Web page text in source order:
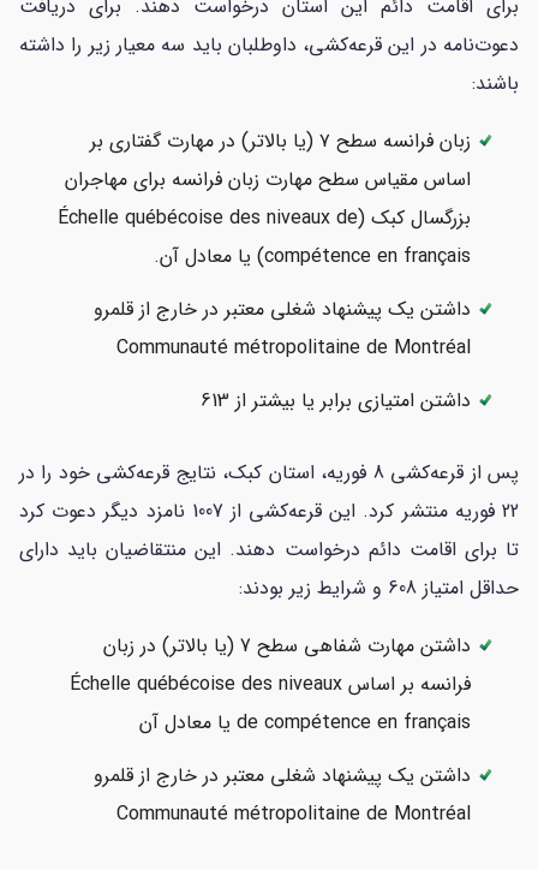
برای اقامت دائم این استان درخواست دهند. برای دریافت
دعوت‌نامه در این قرعه‌کشی، داوطلبان باید سه معیار زیر را داشته
باشند:
زبان فرانسه سطح ۷ (یا بالاتر) در مهارت گفتاری بر
اساس مقیاس سطح مهارت زبان فرانسه برای مهاجران
بزرگسال کبک (Échelle québécoise des niveaux de
compétence en français) یا معادل آن.
داشتن یک پیشنهاد شغلی معتبر در خارج از قلمرو
Communauté métropolitaine de Montréal
داشتن امتیازی برابر یا بیشتر از 613
پس از قرعه‌کشی 8 فوریه، استان کبک، نتایج قرعه‌کشی خود را در
22 فوریه منتشر کرد. این قرعه‌کشی از 1007 نامزد دیگر دعوت کرد
تا برای اقامت دائم درخواست دهند. این منتقاضیان باید دارای
حداقل امتیاز 608 و شرایط زیر بودند:
داشتن مهارت شفاهی سطح 7 (یا بالاتر) در زبان
فرانسه بر اساس Échelle québécoise des niveaux
de compétence en français یا معادل آن
داشتن یک پیشنهاد شغلی معتبر در خارج از قلمرو
Communauté métropolitaine de Montréal